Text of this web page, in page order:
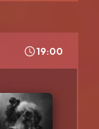
19:00